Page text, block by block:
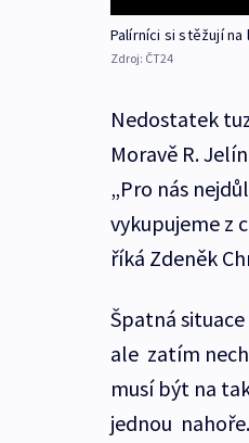
Palírníci si stěžují
Zdroj: ČT24
Nedostatek
Moravě R.
„Pro nás
vykupujeme z
říká Zdeněk
Špatná
ale zatím
musí být na
jednou